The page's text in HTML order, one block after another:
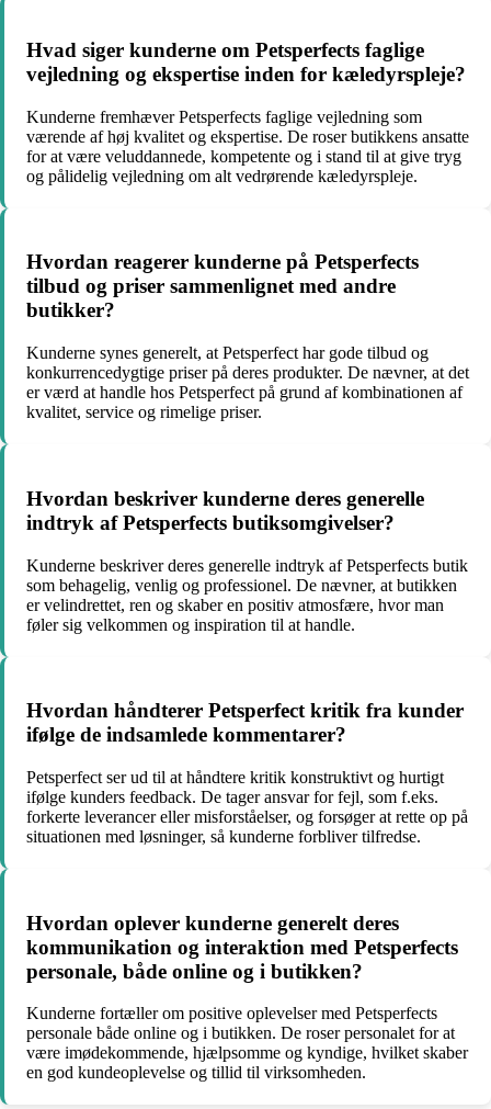
Hvad siger kunderne om Petsperfects faglige
vejledning og ekspertise inden for kæledyrspleje?
Kunderne fremhæver Petsperfects faglige vejledning som
værende af høj kvalitet og ekspertise. De roser butikkens ansatte
for at være veluddannede, kompetente og i stand til at give tryg
og pålidelig vejledning om alt vedrørende kæledyrspleje.
Hvordan reagerer kunderne på Petsperfects
tilbud og priser sammenlignet med andre
butikker?
Kunderne synes generelt, at Petsperfect har gode tilbud og
konkurrencedygtige priser på deres produkter. De nævner, at det
er værd at handle hos Petsperfect på grund af kombinationen af
kvalitet, service og rimelige priser.
Hvordan beskriver kunderne deres generelle
indtryk af Petsperfects butiksomgivelser?
Kunderne beskriver deres generelle indtryk af Petsperfects butik
som behagelig, venlig og professionel. De nævner, at butikken
er velindrettet, ren og skaber en positiv atmosfære, hvor man
føler sig velkommen og inspiration til at handle.
Hvordan håndterer Petsperfect kritik fra kunder
ifølge de indsamlede kommentarer?
Petsperfect ser ud til at håndtere kritik konstruktivt og hurtigt
ifølge kunders feedback. De tager ansvar for fejl, som f.eks.
forkerte leverancer eller misforståelser, og forsøger at rette op på
situationen med løsninger, så kunderne forbliver tilfredse.
Hvordan oplever kunderne generelt deres
kommunikation og interaktion med Petsperfects
personale, både online og i butikken?
Kunderne fortæller om positive oplevelser med Petsperfects
personale både online og i butikken. De roser personalet for at
være imødekommende, hjælpsomme og kyndige, hvilket skaber
en god kundeoplevelse og tillid til virksomheden.